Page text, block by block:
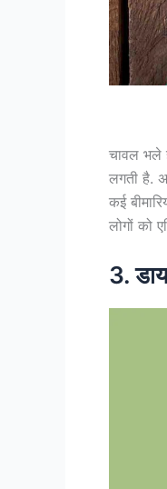
चावल भले
लगती है.
कई
लोगों को
3.